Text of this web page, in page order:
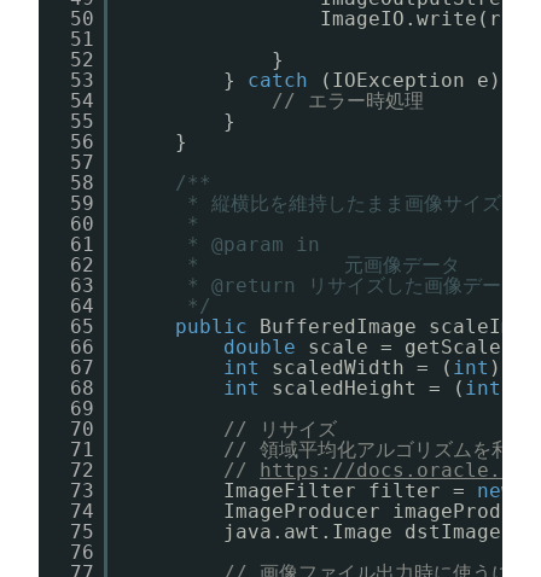
50
51
52
53
54
55
56
57
58
59
60
61
62
63
64
65
66
67
68
69
70
71
72
73
74
75
76
}
} catch
(IOException e) {
// エラー時処理
}
}
/**
* 縦横比を維持したまま画像サイズを
*
* @param in
*            元画像データ
* @return リサイズした画像データ
*/
public
BufferedImage
double
scale = getScale((
int
scaledWidth = ( int )
int
scaledHeight = ( int
// リサイズ
// 領域平均化アルゴリズムを利用
//
https://
ImageFilter filter = new
ImageProducer
java.awt.Image dstImage